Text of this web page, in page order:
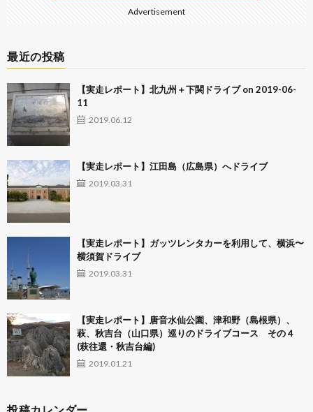
Advertisement
最近の投稿
【実走レポート】北九州＋下関ドライブ on 2019-06-
11
2019.06.12
【実走レポート】江田島（広島県）へドライブ
2019.03.31
【実走レポート】ガッツレンタカーを利用して、横浜〜
横須賀ドライブ
2019.03.31
【実走レポート】唐音水仙公園、津和野（島根県）、
萩、秋吉台（山口県）巡りのドライブコース その４
(萩往還・秋吉台編)
2019.01.21